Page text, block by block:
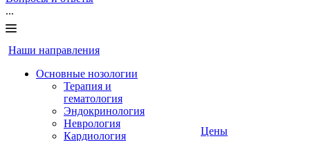
...
Наши направления
Основные нозологии
Терапия и
гематология
Эндокринология
Неврология
Кардиология
Цены